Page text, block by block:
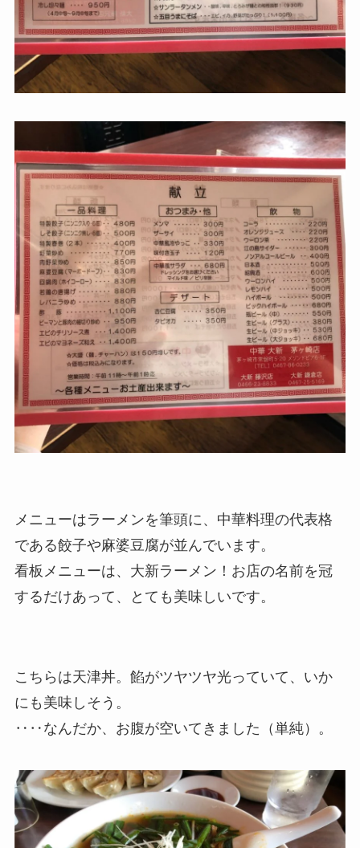
メニューはラーメンを筆頭に、中華料理の代表格
である餃子や麻婆豆腐が並んでいます。
看板メニューは、大新ラーメン！お店の名前を冠
するだけあって、とても美味しいです。
こちらは天津丼。餡がツヤツヤ光っていて、いか
にも美味しそう。
‥‥なんだか、お腹が空いてきました（単純）。